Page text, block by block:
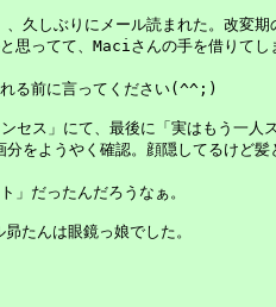
久しぶりにメール読まれた。改変期
思ってて、Maciさんの手を借りてし
る前に言ってください(^^;)
セス」にて、最後に「実はもう一人
をようやく確認。顔隠してるけど髪
」だったんだろうなぁ。